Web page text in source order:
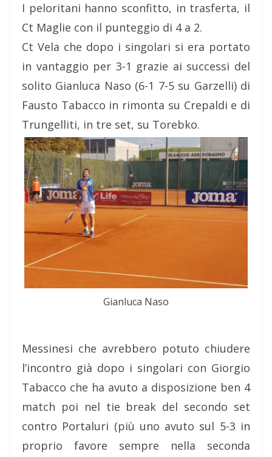
I peloritani hanno sconfitto, in trasferta, il
Ct Maglie con il punteggio di 4 a 2.
Ct Vela che dopo i singolari si era portato
in vantaggio per 3-1 grazie ai successi del
solito Gianluca Naso (6-1 7-5 su Garzelli) di
Fausto Tabacco in rimonta su Crepaldi e di
Trungelliti, in tre set, su Torebko.
Gianluca Naso
Messinesi che avrebbero potuto chiudere
l’incontro già dopo i singolari con Giorgio
Tabacco che ha avuto a disposizione ben 4
match poi nel tie break del secondo set
contro Portaluri (più uno avuto sul 5-3 in
proprio favore sempre nella seconda